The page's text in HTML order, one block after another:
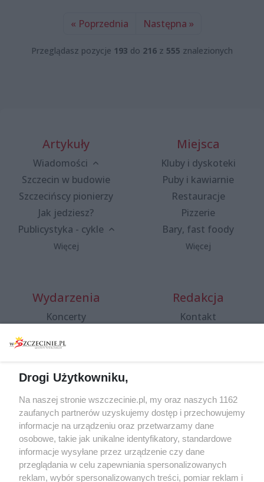
« Poprzednia Następna »
Przeglądasz pozycje 193 do 216 z 555 znalezionych
Artykuły
Wiadomości
Szczecin w budowie
Szczecińscy pionierzy
Jak jedziesz?
Publicystyka - cykle
Więcej
Miejsca
Kluby i dyskoteki
Puby i kawiarnie
Restauracje
Pizzerie
Bary, fast foody
Więcej
Wydarzenia
Koncerty
Spacery i oprowadzania
targi
Wernisaże
Więcej
Redakcja
Kontakt
Specjalny koncert z okazji
20. urodzin portalu
wSzczecinie.pl
Regulamin konkursów
śniadaniówka "Hej
Szczecin! Jest piątek!"
Drogi Użytkowniku,
Na naszej stronie wszczecinie.pl, my oraz naszych 1162
zaufanych partnerów uzyskujemy dostęp i przechowujemy
informacje na urządzeniu oraz przetwarzamy dane
osobowe, takie jak unikalne identyfikatory, standardowe
informacje wysyłane przez urządzenie czy dane
przeglądania w celu zapewniania spersonalizowanych
reklam, wybór spersonalizowanych treści, pomiar reklam i